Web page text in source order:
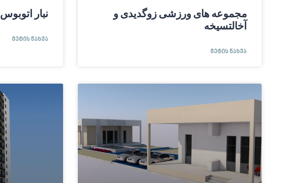
مجموعه های ورزشی زوگدیدی و
آخالتسیخه
ᲛᲔᲢᲘᲡ ᲜᲐᲮᲕᲐ
نبار اتوبوس Digomi N2
ᲛᲔᲢᲘᲡ ᲜᲐᲮᲕᲐ